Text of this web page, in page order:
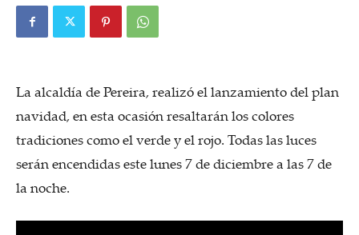
La alcaldía de Pereira, realizó el lanzamiento del plan
navidad, en esta ocasión resaltarán los colores
tradiciones como el verde y el rojo. Todas las luces
serán encendidas este lunes 7 de diciembre a las 7 de
la noche.